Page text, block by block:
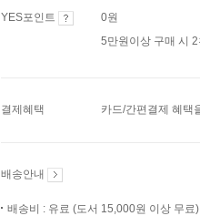
YES포인트
0원
5만원이상 구매 시
결제혜택 카드/간편결제 혜택
배송안내
배송비 : 유료 (도서 15,000원 이상 무료)